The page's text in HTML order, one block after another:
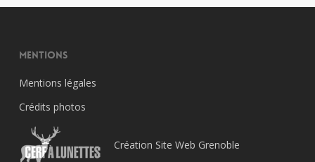
Mentions
Mentions légales
Crédits photos
Création Site Web Grenoble